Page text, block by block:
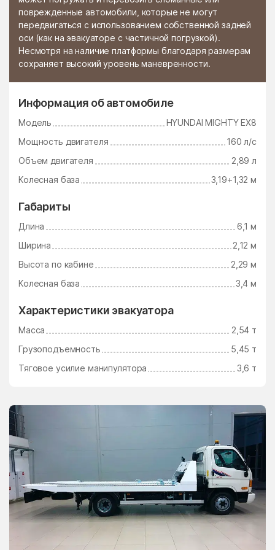
поврежденные автомобили, которые не могут
передвигаться с использованием собственной задней
оси (как на эвакуаторе с частичной погрузкой).
Несмотря на наличие платформы благодаря размерам
сохраняет высокий уровень маневренности.
Информация об автомобиле
Модель
HYUNDAI MIGHTY EX8
Мощность двигателя
160 л/с
Объем двигателя
2,89 л
Колесная база
3,19+1,32 м
Габариты
Длина
6,1 м
Ширина
2,12 м
Высота по кабине
2,29 м
Колесная база
3,4 м
Характеристики эвакуатора
Масса
2,54 т
Грузоподъемность
5,45 т
Тяговое усилие манипулятора
3,6 т
Стромынь Ступино
Сычёво Талдом
Тарасково Тарасовка
Татариново Таширово
Теряево Тимшино
Томилино Троицк
Узуново
Ушаково
Поселение
Фосфоритный Фруктовая
Фрязино Фряново
Хлюпино
Хотьково
центр альной усадьбы
совхоза Озёры
центральной усадьбы
совхоза Мир
Цибино Чайковского
Часцы Чашниково
Челюскинский Чемодурово